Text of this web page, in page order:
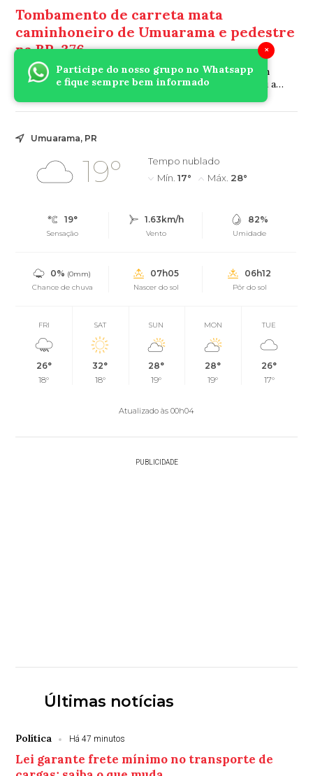
×
Participe do nosso grupo no Whatsapp
e fique sempre bem informado
Tombamento de carreta mata
caminhoneiro de Umuarama e pedestre
na BR-376
Acidente em Mauá da Serra também deixou um homem
gravemente ferido; PRF vai investigar o que provocou a
Umuarama, PR
19°
Tempo nublado
Mín. 17° Máx. 28°
19°
Sensação
1.63km/h
Vento
82%
Umidade
0% (0mm)
Chance de chuva
07h05
Nascer do sol
06h12
Pôr do sol
FRI
26°
18°
SAT
32°
18°
SUN
28°
19°
MON
28°
19°
TUE
26°
17°
Atualizado às 00h04
PUBLICIDADE
Últimas notícias
Política Há 47 minutos
Lei garante frete mínimo no transporte de